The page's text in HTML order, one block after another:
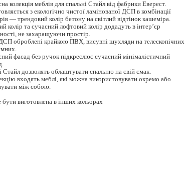
колекція меблів для спальні Стайл від фабрики Еверест.
з екологічно чистої ламінованої ДСП в комбінації
— трендовий колір бетону на світлий відтінок кашеміра.
колір та сучасний лофтовий колір додадуть в інтер’єр
не захаращуючи простір.
оброблені крайкою ПВХ, висувні шухляди на телескопічних
фасад без ручок підкреслює сучасний мінімалістичний
Стайл дозволять облаштувати спальню на свій смак.
входять меблі, які можна використовувати окремо або
між собою.
виготовлена в інших кольорах